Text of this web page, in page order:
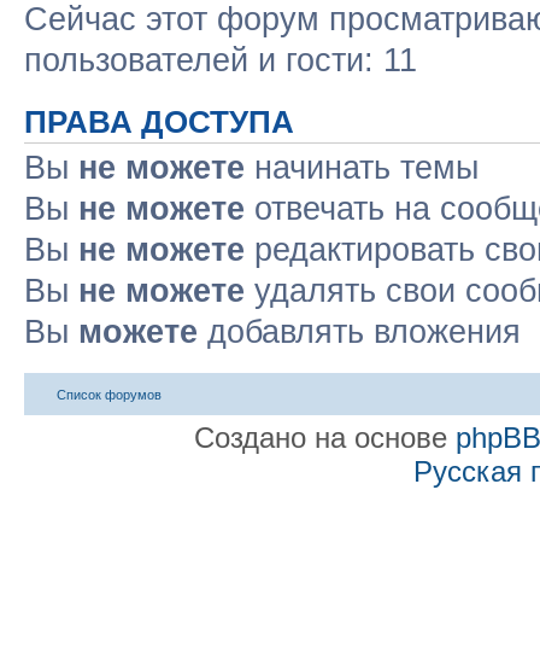
Сейчас этот форум
пользователей и гости: 11
ПРАВА ДОСТУПА
Вы не можете начинать темы
Вы не можете отвечать на
Вы не можете редактировать
Вы не можете удалять свои
Вы можете добавлять вложения
Список форумов
Создано на основе phpBB
Русская